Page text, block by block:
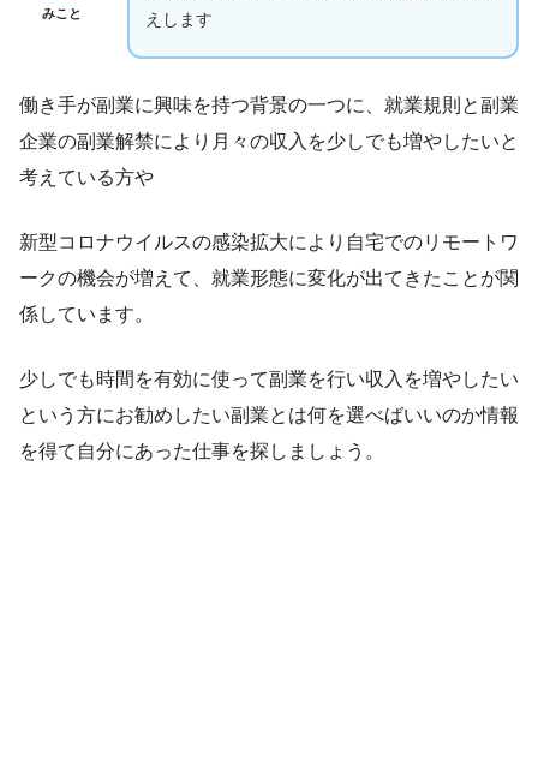
みこと
えします
働き手が副業に興味を持つ背景の一つに、就業規則と副業
企業の副業解禁により月々の収入を少しでも増やしたいと
考えている方や
新型コロナウイルスの感染拡大により自宅でのリモートワ
ークの機会が増えて、就業形態に変化が出てきたことが関
係しています。
少しでも時間を有効に使って副業を行い収入を増やしたい
という方にお勧めしたい副業とは何を選べばいいのか情報
を得て自分にあった仕事を探しましょう。